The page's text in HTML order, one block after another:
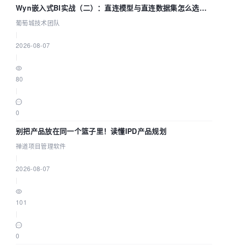
Wyn嵌入式BI实战（二）：直连模型与直连数据集怎么选，
参数为什么不生效？| 葡萄城技术团队
葡萄城技术团队
2026-08-07
80
0
别把产品放在同一个篮子里！读懂IPD产品规划
禅道项目管理软件
2026-08-07
101
0